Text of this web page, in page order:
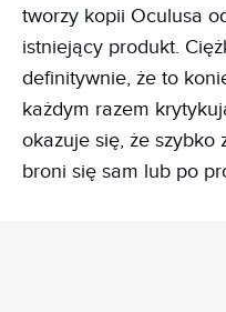
tworzy kopii Oculusa
istniejący produkt.
definitywnie, że to
każdym razem
okazuje się, że szybko
broni się sam lub po